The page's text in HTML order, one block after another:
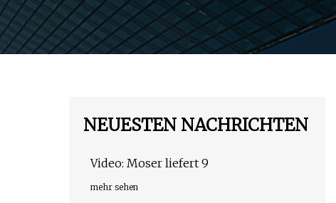
NEUESTEN NACHRICHTEN
Video: Moser liefert 9
mehr sehen